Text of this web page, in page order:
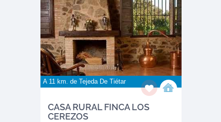
A 11 km. de Tejeda De Tiétar
CASA RURAL FINCA LOS
CEREZOS